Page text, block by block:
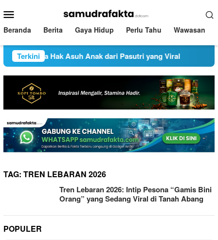
ke
kontenMobile
Beranda Berita Gaya Hidup Perlu Tahu Wawasan
TerkiniHak Asuh Anak dari Pasutri yang Viral
TAG: TREN LEBARAN 2026
Tren Lebaran 2026: Intip Pesona “Gamis Bini
Orang” yang Sedang Viral di Tanah Abang
POPULER